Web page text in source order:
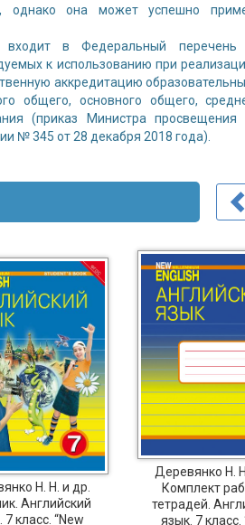
однако она может успешно
входит в Федеральный перечень
к использованию при
аккредитацию
общего, основного общего,
(приказ Министра просвещения
№ 345 от 28 декабря 2018 года).
Н. Н. и др.
Английский
7 класс. “New
Деревянко Н.
Комплект
тетрадей.
язык. 7 класс.